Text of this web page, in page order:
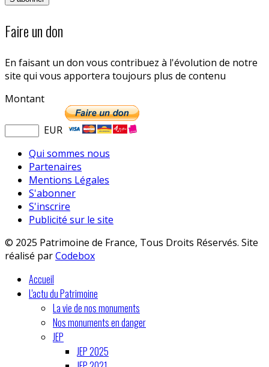
Faire un don
En faisant un don vous contribuez à l'évolution de notre
site qui vous apportera toujours plus de contenu
Montant
EUR
Qui sommes nous
Partenaires
Mentions Légales
S'abonner
S'inscrire
Publicité sur le site
© 2025 Patrimoine de France, Tous Droits Réservés. Site
réalisé parCodebox
Accueil
L'actu du Patrimoine
La vie de nos monuments
Nos monuments en danger
JEP
JEP 2025